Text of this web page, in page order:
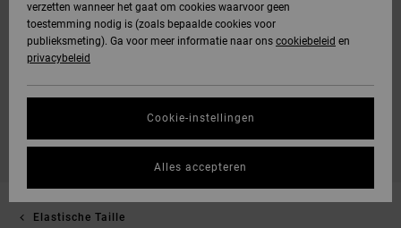
Elastische Taille
verzetten wanneer het gaat om cookies waarvoor geen
toestemming nodig is (zoals bepaalde cookies voor
publieksmeting). Ga voor meer informatie naar ons cookiebeleid en
privacybeleid
Cookie-instellingen
Alles accepteren